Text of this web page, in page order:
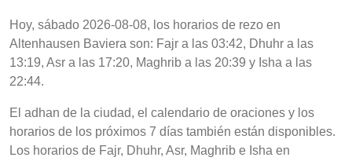
Hoy, sábado 2026-08-08, los horarios de rezo en
Altenhausen Baviera son: Fajr a las 03:42, Dhuhr a las
13:19, Asr a las 17:20, Maghrib a las 20:39 y Isha a las
22:44.
El adhan de la ciudad, el calendario de oraciones y los
horarios de los próximos 7 días también están disponibles.
Los horarios de Fajr, Dhuhr, Asr, Maghrib e Isha en